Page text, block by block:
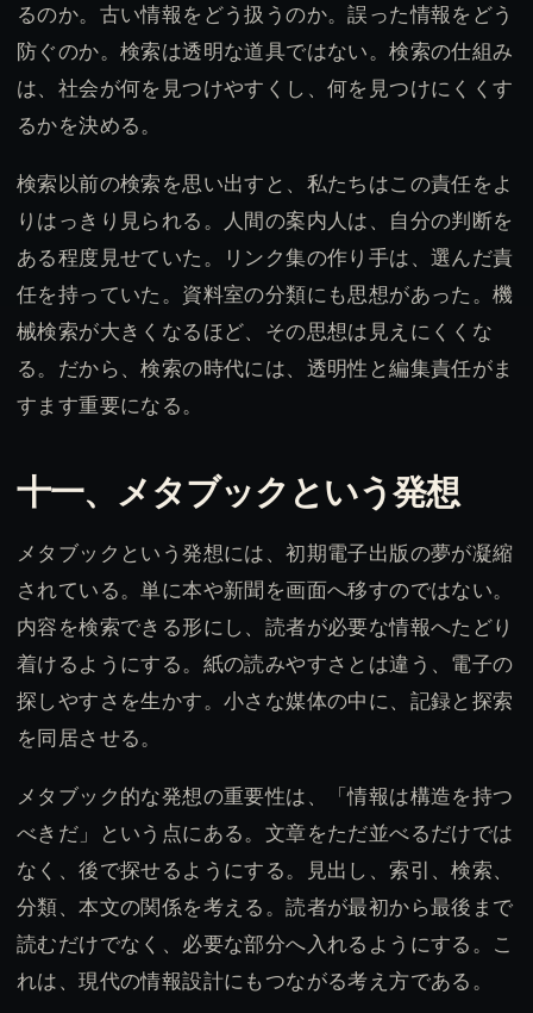
るのか。古い情報をどう扱うのか。誤った情報をどう
防ぐのか。検索は透明な道具ではない。検索の仕組み
は、社会が何を見つけやすくし、何を見つけにくくす
るかを決める。
検索以前の検索を思い出すと、私たちはこの責任をよ
りはっきり見られる。人間の案内人は、自分の判断を
ある程度見せていた。リンク集の作り手は、選んだ責
任を持っていた。資料室の分類にも思想があった。機
械検索が大きくなるほど、その思想は見えにくくな
る。だから、検索の時代には、透明性と編集責任がま
すます重要になる。
十一、メタブックという発想
メタブックという発想には、初期電子出版の夢が凝縮
されている。単に本や新聞を画面へ移すのではない。
内容を検索できる形にし、読者が必要な情報へたどり
着けるようにする。紙の読みやすさとは違う、電子の
探しやすさを生かす。小さな媒体の中に、記録と探索
を同居させる。
メタブック的な発想の重要性は、「情報は構造を持つ
べきだ」という点にある。文章をただ並べるだけでは
なく、後で探せるようにする。見出し、索引、検索、
分類、本文の関係を考える。読者が最初から最後まで
読むだけでなく、必要な部分へ入れるようにする。こ
れは、現代の情報設計にもつながる考え方である。